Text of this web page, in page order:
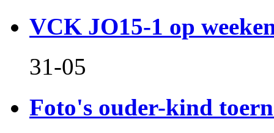
VCK JO15-1 op
31-05
Foto's ouder-kind